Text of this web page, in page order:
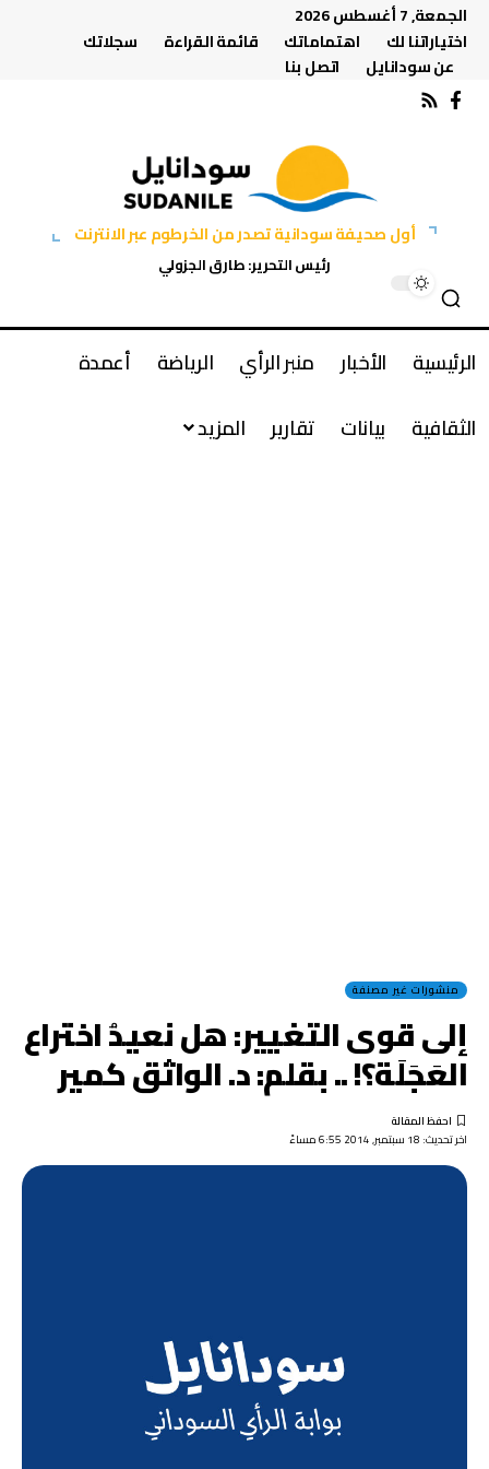
الجمعة, 7 أغسطس 2026
اختياراتنا لك
اهتماماتك قائمة القراءة
سجلاتك
عن سودانايل
اتصل بنا
أول صحيفة سودانية تصدر من الخرطوم عبر الانترنت
رئيس التحرير: طارق الجزولي
الرئيسية الأخبار منبر الرأي الرياضة
أعمدة
الثقافية
بيانات تقارير المزيد
منشورات غير مصنفة
إلى قوى التغيير: هل نعيدُ اختراع
العَجَلَة؟! .. بقلم: د. الواثق كمير
اخر تحديث: 18 سبتمبر, 2014 6:55 مساءً